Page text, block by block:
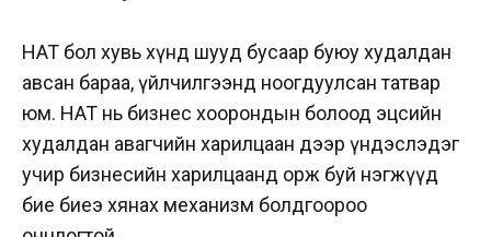
НӨАТ бол хувь хүнд шууд бусаар буюу худалдан
авсан бараа, үйлчилгээнд ноогдуулсан татвар
юм. НӨАТ нь бизнес хоорондын болоод эцсийн
худалдан авагчийн харилцаан дээр үндэслэдэг
учир бизнесийн харилцаанд орж буй нэгжүүд
бие биеэ хянах механизм болдгоороо